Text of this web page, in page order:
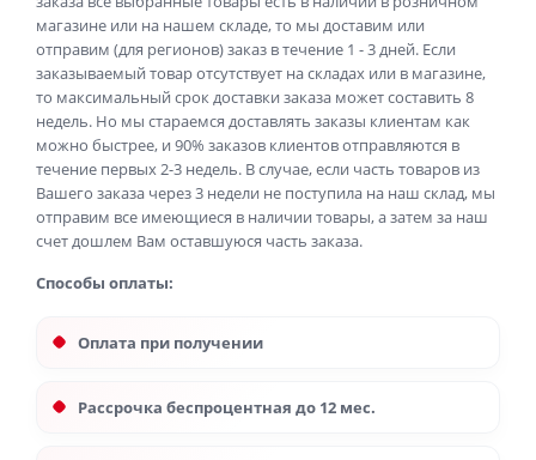
магазине или на нашем складе, то мы доставим или
отправим (для регионов) заказ в течение 1 - 3 дней. Если
заказываемый товар отсутствует на складах или в магазине,
то максимальный срок доставки заказа может составить 8
недель. Но мы стараемся доставлять заказы клиентам как
можно быстрее, и 90% заказов клиентов отправляются в
течение первых 2-3 недель. В случае, если часть товаров из
Вашего заказа через 3 недели не поступила на наш склад, мы
отправим все имеющиеся в наличии товары, а затем за наш
счет дошлем Вам оставшуюся часть заказа.
Способы оплаты:
Оплата при получении
Рассрочка беспроцентная до 12 мес.